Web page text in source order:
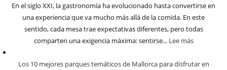
En el siglo XXI, la gastronomía ha evolucionado hasta convertirse en
una experiencia que va mucho más allá de la comida. En este
sentido, cada mesa trae expectativas diferentes, pero todas
comparten una exigencia máxima: sentirse... Lee más
Los 10 mejores parques temáticos de Mallorca para disfrutar en